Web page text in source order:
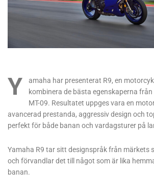
Y
amaha har presenterat R9, en
kombinera de bästa egenskaperna från
MT-09. Resultatet uppges vara en
avancerad prestanda, aggressiv design och
perfekt för både banan och vardagsturer på
Yamaha R9 tar sitt designspråk från märkets
och förvandlar det till något som är lika
banan.